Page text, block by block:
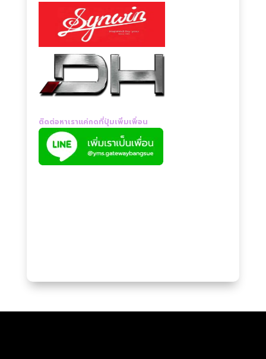
ติดต่อหาเราแค่กดที่ปุ่มเพิ่มเพื่อน